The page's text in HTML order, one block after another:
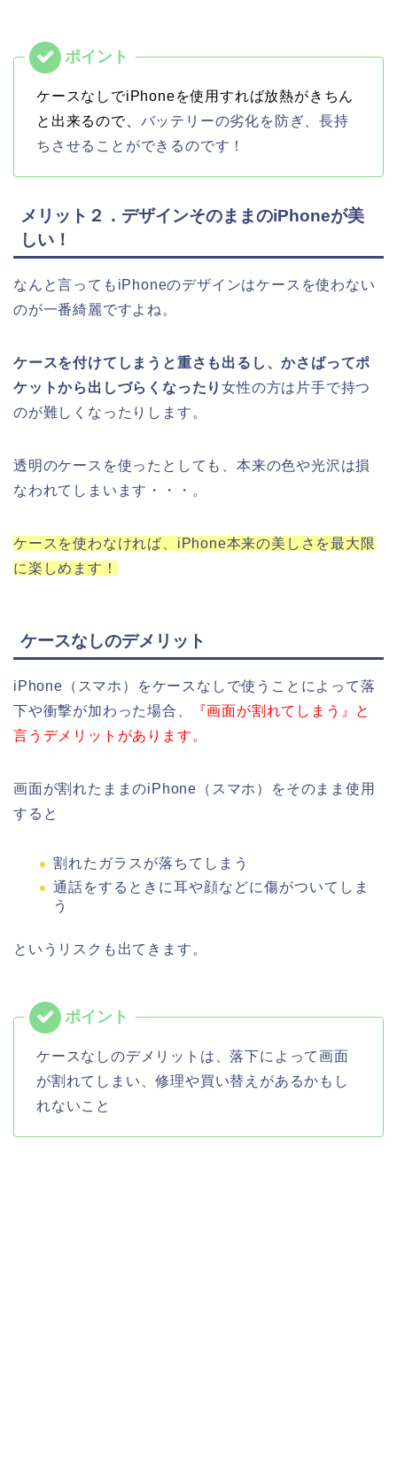
ケースなしでiPhoneを使用すれば放熱がきちん
と出来るので、 バッテリーの劣化を防ぎ、長持
ちさせることができるのです！
メリット２．デザインそのままのiPhoneが美
しい！
なんと言ってもiPhoneのデザインはケースを使わない
のが一番綺麗ですよね。
ケースを付けてしまうと重さも出るし、かさばってポ
ケットから出しづらくなったり女性の方は片手で持つ
のが難しくなったりします。
透明のケースを使ったとしても、本来の色や光沢は損
なわれてしまいます・・・。
ケースを使わなければ、iPhone本来の美しさを最大限
に楽しめます！
ケースなしのデメリット
iPhone（スマホ）をケースなしで使うことによって落
下や衝撃が加わった場合、
『画面が割れてしまう』と
言うデメリットがあります。
画面が割れたままのiPhone（スマホ）をそのまま使用
すると
割れたガラスが落ちてしまう
通話をするときに耳や顔などに傷がついてしま
う
というリスクも出てきます。
ケースなしのデメリットは、落下によって画面
が割れてしまい、修理や買い替えがあるかもし
れないこと